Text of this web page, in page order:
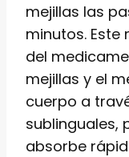
mejillas las
minutos.
del
mejillas y el
cuerpo a
sublinguales,
absorbe